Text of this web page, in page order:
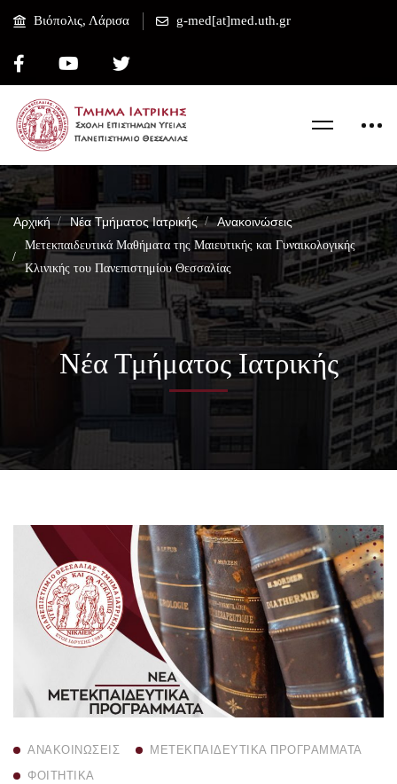
Βιόπολις, Λάρισα g-med[at]med.uth.gr
Αρχική Νέα Τμήματος Ιατρικής Ανακοινώσεις
Μετεκπαιδευτικά Μαθήματα της Μαιευτικής και Γυναικολογικής
Κλινικής του Πανεπιστημίου Θεσσαλίας
Νέα Τμήματος Ιατρικής
ΑΝΑΚΟΙΝΏΣΕΙΣ
ΜΕΤΕΚΠΑΙΔΕΥΤΙΚΆ ΠΡΟΓΡΆΜΜΑΤΑ
ΦΟΙΤΗΤΙΚΆ